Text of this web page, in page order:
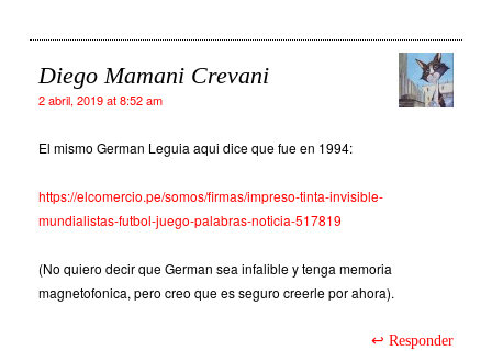
Diego Mamani Crevani
2 abril, 2019 at 8:52 am
El mismo German Leguia aqui dice que fue en 1994:
https://elcomercio.pe/somos/firmas/impreso-tinta-invisible-
mundialistas-futbol-juego-palabras-noticia-517819
(No quiero decir que German sea infalible y tenga memoria
magnetofonica, pero creo que es seguro creerle por ahora).
Responder